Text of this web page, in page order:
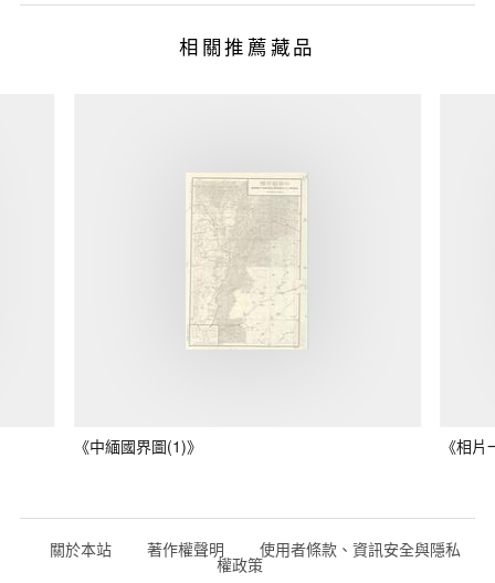
相關推薦藏品
《中緬國界圖(1)》 《相
關於本站 著作權聲明 使用者條款、資訊安全與隱私
權政策